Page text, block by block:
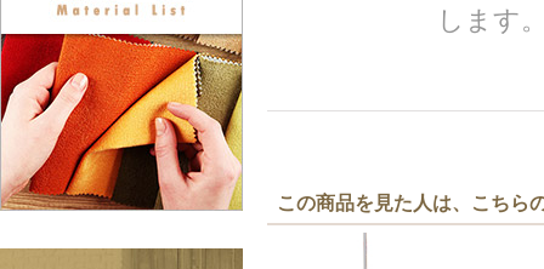
します
この商品を見た人は、こちら